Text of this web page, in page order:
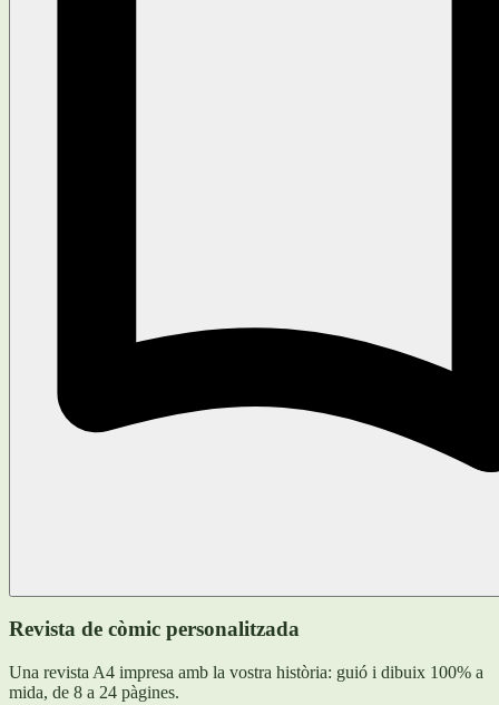
Revista de còmic personalitzada
Una revista A4 impresa amb la vostra història: guió i dibuix 100% a
mida, de 8 a 24 pàgines.